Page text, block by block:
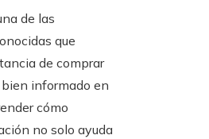
de las
que
de comprar
informado en
cómo
no solo ayuda